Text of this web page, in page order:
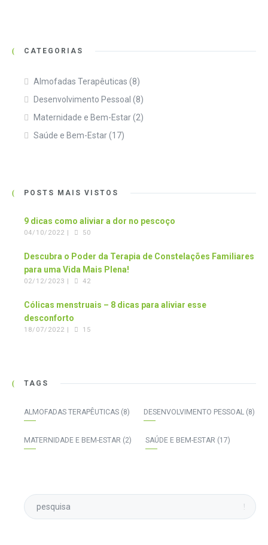
CATEGORIAS
Almofadas Terapêuticas (8)
Desenvolvimento Pessoal (8)
Maternidade e Bem-Estar(2)
Saúde e Bem-Estar(17)
POSTS MAIS VISTOS
9 dicas como aliviar a dor no pescoço
04/10/2022 | 50
Descubra o Poder da Terapia de Constelações Familiares
para uma Vida Mais Plena!
02/12/2023 | 42
Cólicas menstruais – 8 dicas para aliviar esse
desconforto
18/07/2022 | 15
TAGS
ALMOFADAS TERAPÊUTICAS (8) DESENVOLVIMENTO PESSOAL (8)
MATERNIDADE E BEM-ESTAR (2) SAÚDE E BEM-ESTAR (17)